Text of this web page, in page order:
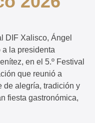
DIF Xalisco, Ángel
a la presidenta
en el 5.º Festival
que reunió a
de alegría, tradición y
fiesta gastronómica,